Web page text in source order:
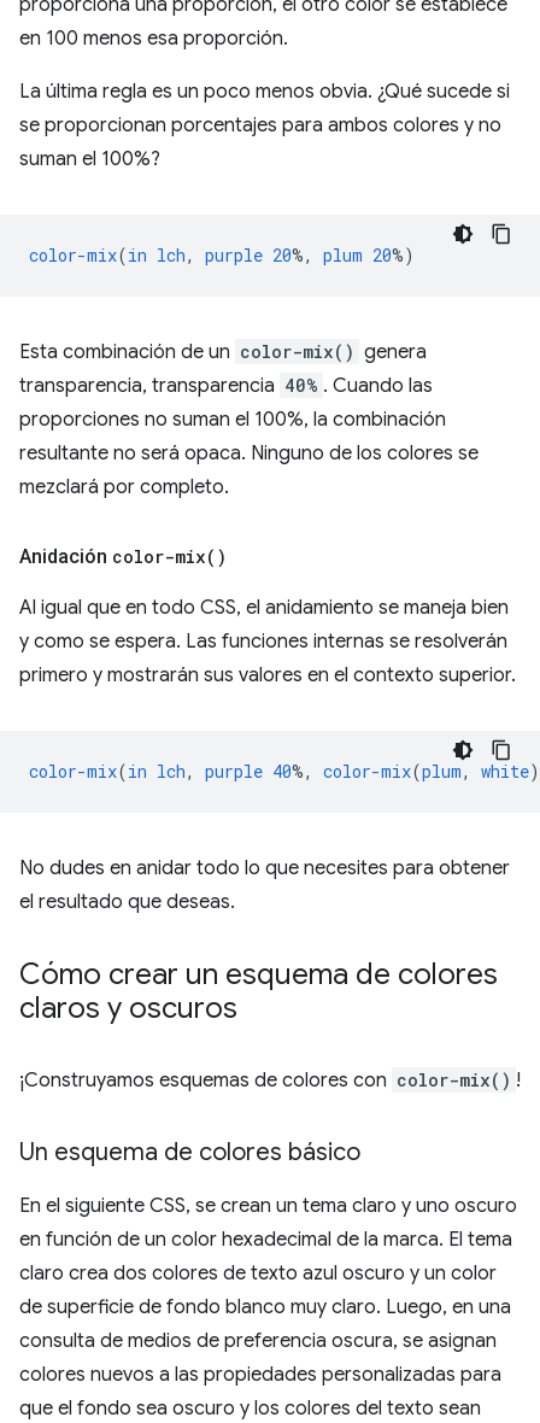
proporciona una proporción, el otro color se establece
en 100 menos esa proporción.
La última regla es un poco menos obvia. ¿Qué sucede si
se proporcionan porcentajes para ambos colores y no
suman el 100%?
color-mix(in lch, purple 20%, plum 20%)
Esta combinación de un color-mix() genera
transparencia, transparencia 40% . Cuando las
proporciones no suman el 100%, la combinación
resultante no será opaca. Ninguno de los colores se
mezclará por completo.
Anidación color-mix( )
Al igual que en todo CSS, el anidamiento se maneja bien
y como se espera. Las funciones internas se resolverán
primero y mostrarán sus valores en el contexto superior.
color-mix(in lch, purple 40%, color-mix(plum, white
No dudes en anidar todo lo que necesites para obtener
el resultado que deseas.
Cómo crear un esquema de colores
claros y oscuros
¡Construyamos esquemas de colores con color-mix() !
Un esquema de colores básico
En el siguiente CSS, se crean un tema claro y uno oscuro
en función de un color hexadecimal de la marca. El tema
claro crea dos colores de texto azul oscuro y un color
de superficie de fondo blanco muy claro. Luego, en una
consulta de medios de preferencia oscura, se asignan
colores nuevos a las propiedades personalizadas para
que el fondo sea oscuro y los colores del texto sean